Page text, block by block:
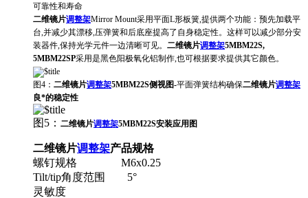
可靠性和寿命
二维镜片调整架Mirror Mount采用平面L形板簧,提供两个功能：预先加载平
台,并减少其漂移,压弹簧和后底座提高了自身稳定性。这样可以减少部分安
装器件,保持光学元件一边清晰可见。 二维镜片调整架5MBM22S,
5MBM22SP采用是黑色阳极氧化铝制作,也可根据要求提供其它颜色。
图4： 二维镜片调整架5MBM22S侧视图-平面弹簧结构确保二维镜片调整架
良*的稳定性
图5： 二维镜片调整架5MBM22S安装应用图
二维镜片调整架产品规格
螺钉规格 M6x0.25
Tilt/tip角度范围 5°
灵敏度